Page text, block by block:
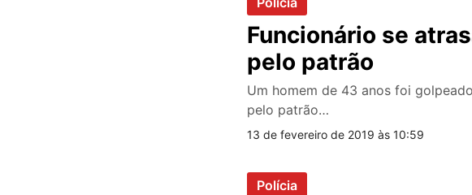
Funcionário se
pelo patrão
Um homem de 43 anos foi
pelo patrão…
13 de fevereiro de 2019 às 10:59
Polícia